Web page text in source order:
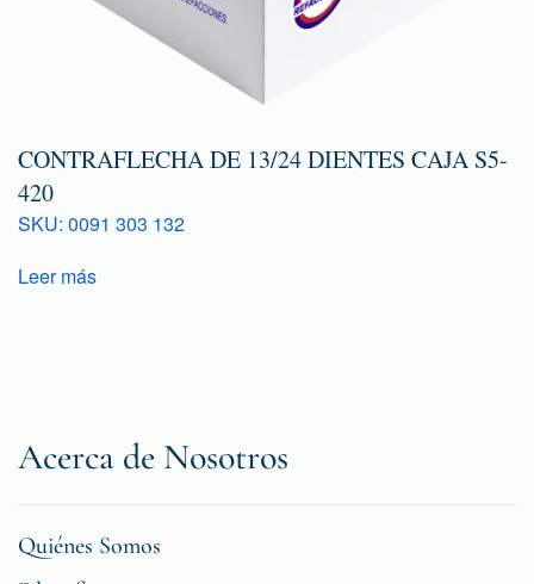
CONTRAFLECHA DE 13/24 DIENTES CAJA S5-
420
SKU: 0091 303 132
Leer más
Acerca de Nosotros
Quiénes Somos